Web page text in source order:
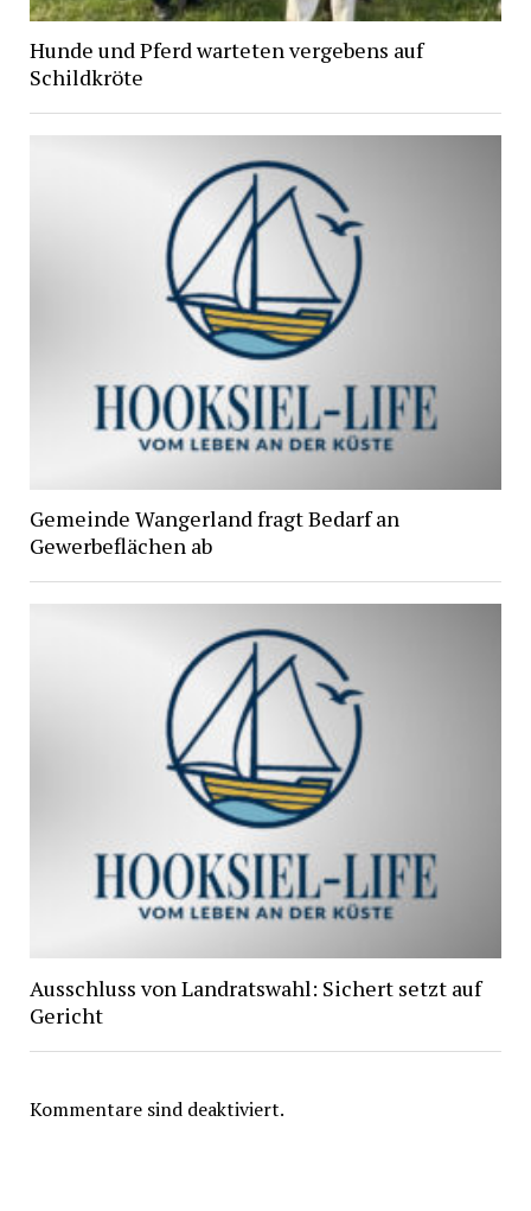
Hunde und Pferd warteten vergebens auf
Schildkröte
Gemeinde Wangerland fragt Bedarf an
Gewerbeflächen ab
Ausschluss von Landratswahl: Sichert setzt auf
Gericht
Kommentare sind deaktiviert.